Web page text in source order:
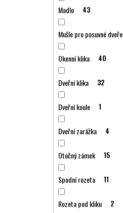
Madlo 43
Mušle pro posuvné dveře
Okenní klika 40
Dveřní klika 32
Dveřní koule 1
Dveřní zarážka 4
Otočný zámek 15
Spodní rozeta 11
Rozeta pod kliku 2